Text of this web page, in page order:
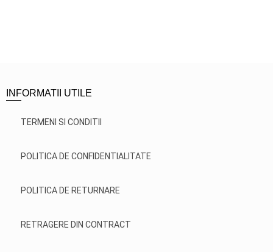
INFORMATII UTILE
TERMENI SI CONDITII
POLITICA DE CONFIDENTIALITATE
POLITICA DE RETURNARE
RETRAGERE DIN CONTRACT